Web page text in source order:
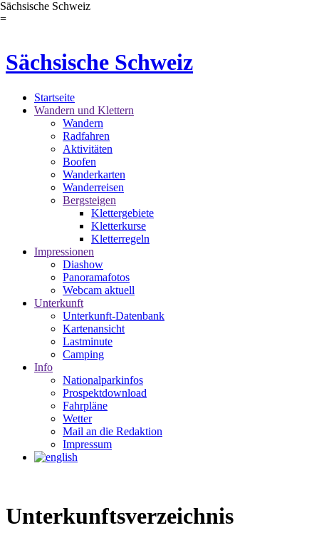
Sächsische Schweiz
=
Sächsische Schweiz
Startseite
Wandern und Klettern
Wandern
Radfahren
Aktivitäten
Boofen
Wanderkarten
Wanderreisen
Bergsteigen
Klettergebiete
Kletterkurse
Kletterregeln
Impressionen
Diashow
Panoramafotos
Webcam aktuell
Unterkunft
Unterkunft-Datenbank
Kartenansicht
Lastminute
Camping
Info
Nationalparkinfos
Prospektdownload
Fahrpläne
Wetter
Mail an die Redaktion
Impressum
Unterkunftsverzeichnis